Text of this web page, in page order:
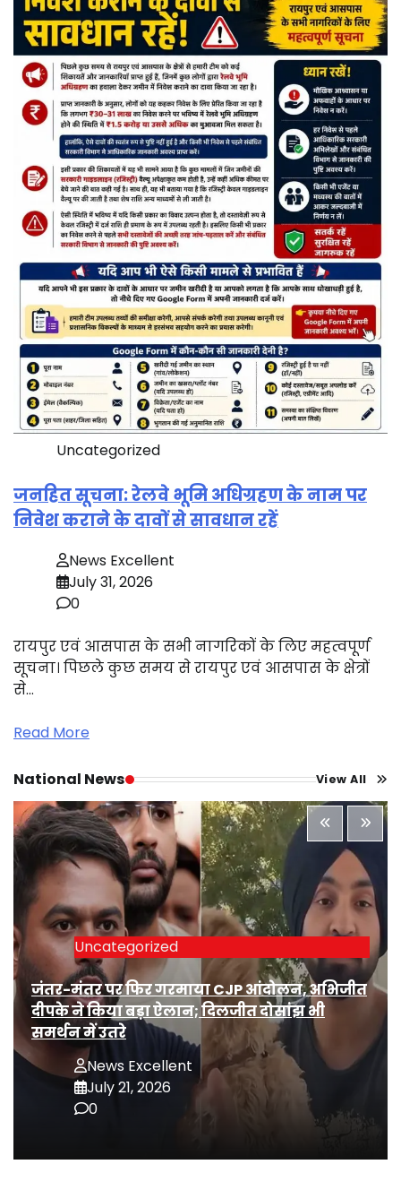
Uncategorized
जनहित सूचना: रेलवे भूमि अधिग्रहण के नाम पर
निवेश कराने के दावों से सावधान रहें
News Excellent
July 31, 2026
0
रायपुर एवं आसपास के सभी नागरिकों के लिए महत्वपूर्ण
सूचना। पिछले कुछ समय से रायपुर एवं आसपास के क्षेत्रों
से…
Read More
National News View All
Uncategorized
जंतर-मंतर पर फिर गरमाया CJP आंदोलन, अभिजीत
दीपके ने किया बड़ा ऐलान; दिलजीत दोसांझ भी
समर्थन में उतरे
News Excellent
July 21, 2026
0